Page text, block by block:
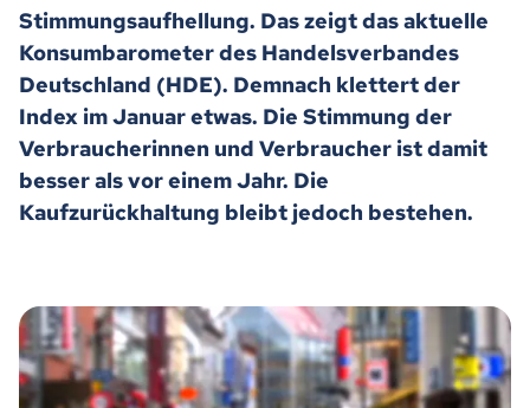
Stimmungsaufhellung. Das zeigt das aktuelle
Konsumbarometer des Handelsverbandes
Deutschland (HDE). Demnach klettert der
Index im Januar etwas. Die Stimmung der
Verbraucherinnen und Verbraucher ist damit
besser als vor einem Jahr. Die
Kaufzurückhaltung bleibt jedoch bestehen.